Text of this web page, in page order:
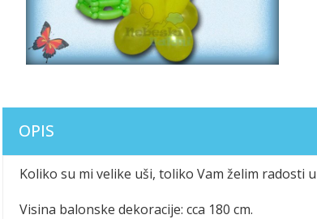
OPIS
Koliko su mi velike uši, toliko Vam želim radosti
Visina balonske dekoracije: cca 180 cm.